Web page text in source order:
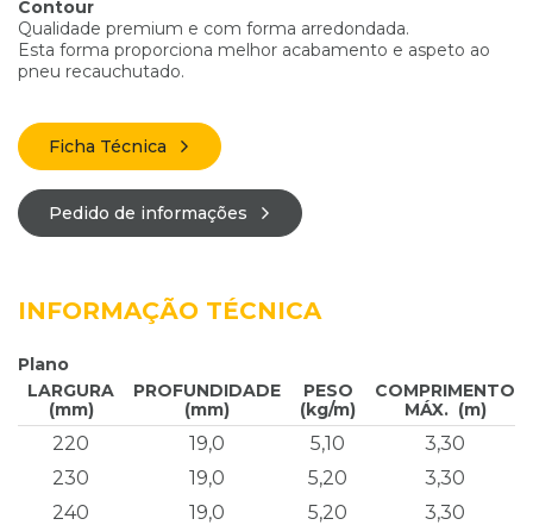
Contour
Qualidade premium e com forma arredondada.
Esta forma proporciona melhor acabamento e aspeto ao
pneu recauchutado.
Ficha Técnica
Pedido de informações
INFORMAÇÃO TÉCNICA
Plano
LARGURA
(mm)
PROFUNDIDADE
(mm)
PESO
(kg/m)
COMPRIMENTO
MÁX. (m)
220 19,0 5,10
3,30
230
19,0 5,20
3,30
240
19,0 5,20
3,30